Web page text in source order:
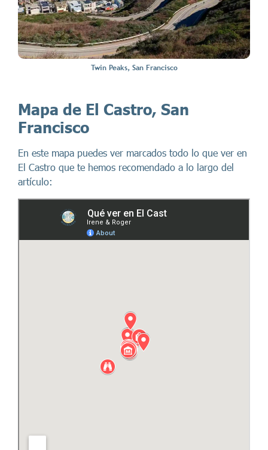
Twin Peaks, San Francisco
Mapa de El Castro, San
Francisco
En este mapa puedes ver marcados todo lo que ver en
El Castro que te hemos recomendado a lo largo del
artículo: